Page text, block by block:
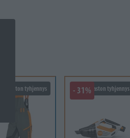
Varaston tyhjennys Varaston tyhjennys
- 31%